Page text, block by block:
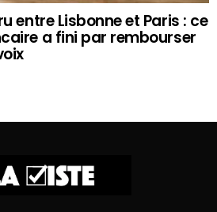
entre Lisbonne et Paris : ce
a fini par rembourser